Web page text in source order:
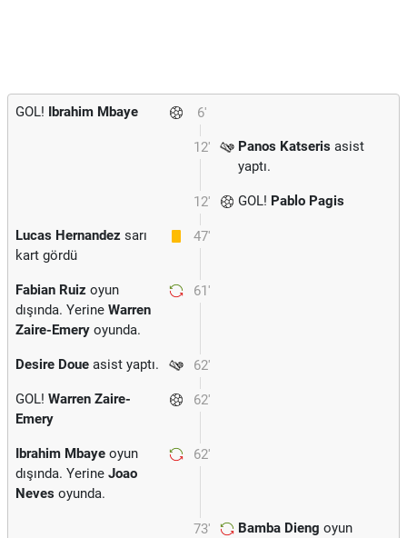
6'
GOL! Ibrahim Mbaye
12' Panos Katseris asist
yaptı.
12' GOL! Pablo Pagis
47'
Lucas Hernandez sarı
kart gördü
61'
Fabian Ruiz oyun
dışında. Yerine Warren
Zaire-Emery oyunda.
62'
Desire Doue asist yaptı.
62'
GOL! Warren Zaire-
Emery
62'
Ibrahim Mbaye oyun
dışında. Yerine Joao
Neves oyunda.
73' Bamba Dieng oyun